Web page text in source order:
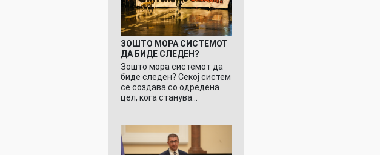
ЗОШТО МОРА СИСТЕМОТ
ДА БИДЕ СЛЕДЕН?
Зошто мора системот да
биде следен? Секој систем
се создава со одредена
цел, кога станува…